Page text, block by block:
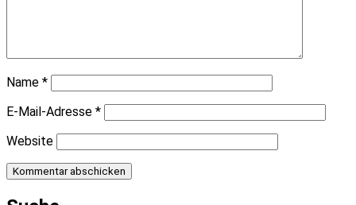
Name *
E-Mail-Adresse *
Website